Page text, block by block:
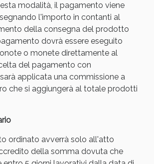
modalità, il pagamento viene
l'importo in contanti al
della consegna del prodotto
dovrà essere eseguito
o monete direttamente al
del pagamento con
applicata una commissione a
che si aggiungerà al totale prodotti
ordinato avverrà solo all'atto
della somma dovuta che
fino al 55% disponibile oggi!